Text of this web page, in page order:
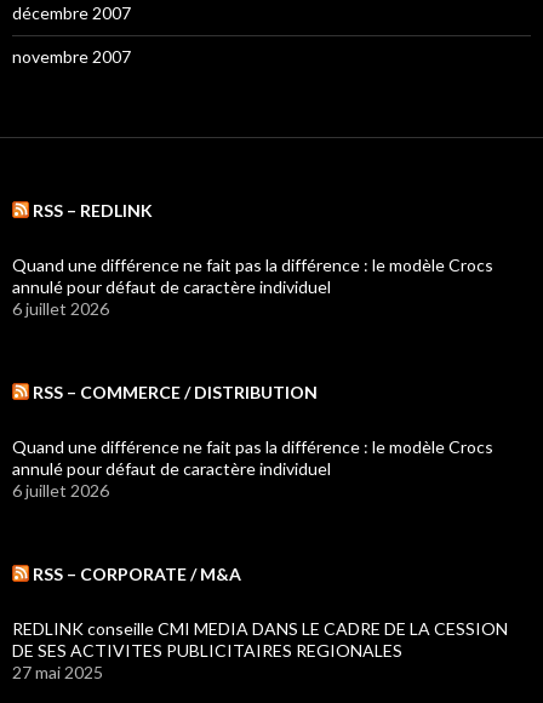
décembre 2007
novembre 2007
RSS – REDLINK
Quand une différence ne fait pas la différence : le modèle Crocs
annulé pour défaut de caractère individuel
6 juillet 2026
RSS – COMMERCE / DISTRIBUTION
Quand une différence ne fait pas la différence : le modèle Crocs
annulé pour défaut de caractère individuel
6 juillet 2026
RSS – CORPORATE / M&A
REDLINK conseille CMI MEDIA DANS LE CADRE DE LA CESSION
DE SES ACTIVITES PUBLICITAIRES REGIONALES
27 mai 2025